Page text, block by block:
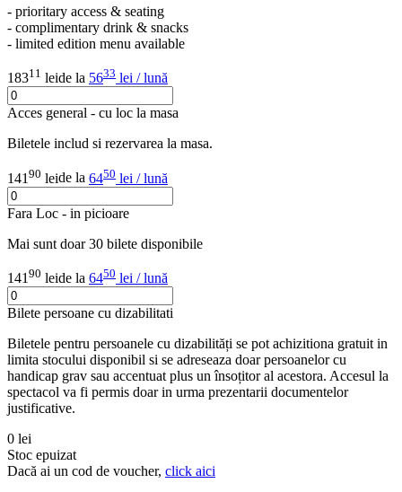
- prioritary access & seating
- complimentary drink & snacks
- limited edition menu available
18311 leide la 5633 lei / lună
Acces general - cu loc la masa
Biletele includ si rezervarea la masa.
141 90 leide la 6450 lei / lună
Fara Loc - in picioare
Mai sunt doar 30 bilete disponibile
141 90 leide la 6450 lei / lună
Bilete persoane cu dizabilitati
Biletele pentru persoanele cu dizabilități se pot achizitiona gratuit in
limita stocului disponibil si se adreseaza doar persoanelor cu
handicap grav sau accentuat plus un însoțitor al acestora. Accesul la
spectacol va fi permis doar in urma prezentarii documentelor
justificative.
0 lei
Stoc epuizat
Dacă ai un cod de voucher, click aici